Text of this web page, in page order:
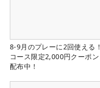
8-9月のプレーに2回使える！
コース限定2,000円クーポン
配布中！